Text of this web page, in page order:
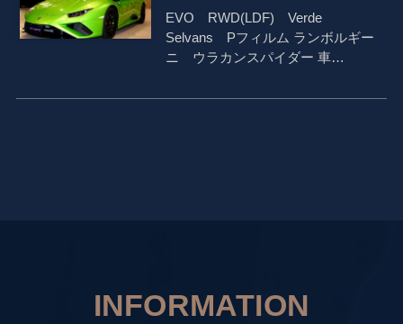
EVO RWD(LDF) Verde
Selvans Pフィルム ランボルギー
ニ ウラカンスパイダー 車…
INFORMATION